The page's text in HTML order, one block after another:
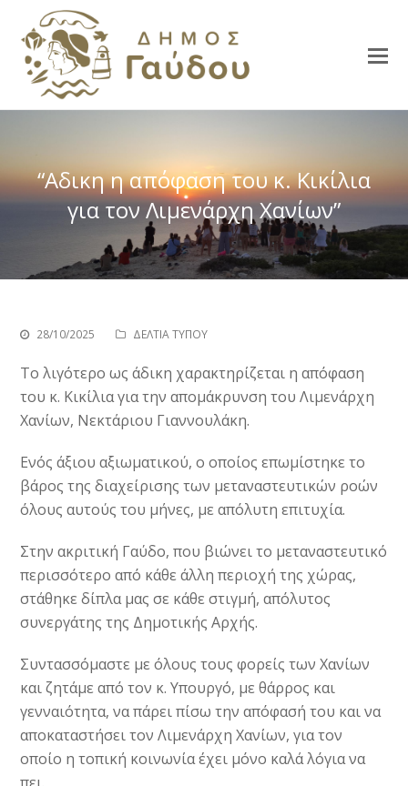
“Αδικη η απόφαση του κ. Κικίλια
για τον Λιμενάρχη Χανίων”
28/10/2025 ΔΕΛΤΙΑ ΤΥΠΟΥ
Το λιγότερο ως άδικη χαρακτηρίζεται η απόφαση
του κ. Κικίλια για την απομάκρυνση του Λιμενάρχη
Χανίων, Νεκτάριου Γιαννουλάκη.
Ενός άξιου αξιωματικού, ο οποίος επωμίστηκε το
βάρος της διαχείρισης των μεταναστευτικών ροών
όλους αυτούς του μήνες, με απόλυτη επιτυχία.
Στην ακριτική Γαύδο, που βιώνει το μεταναστευτικό
περισσότερο από κάθε άλλη περιοχή της χώρας,
στάθηκε δίπλα μας σε κάθε στιγμή, απόλυτος
συνεργάτης της Δημοτικής Αρχής.
Συντασσόμαστε με όλους τους φορείς των Χανίων
και ζητάμε από τον κ. Υπουργό, με θάρρος και
γενναιότητα, να πάρει πίσω την απόφασή του και να
αποκαταστήσει τον Λιμενάρχη Χανίων, για τον
οποίο η τοπική κοινωνία έχει μόνο καλά λόγια να